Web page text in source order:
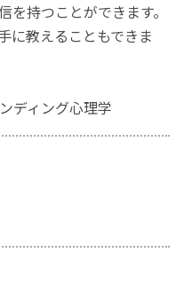
持つことができます。
に教えることもできま
ディング心理学